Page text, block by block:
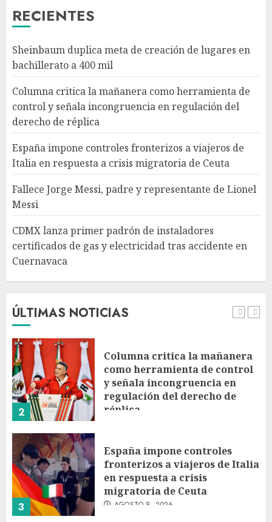
RECIENTES
Sheinbaum duplica meta de creación de lugares en
bachillerato a 400 mil
Columna critica la mañanera como herramienta de
control y señala incongruencia en regulación del
derecho de réplica
España impone controles fronterizos a viajeros de
Italia en respuesta a crisis migratoria de Ceuta
Fallece Jorge Messi, padre y representante de Lionel
Messi
CDMX lanza primer padrón de instaladores
certificados de gas y electricidad tras accidente en
Cuernavaca
ÚLTIMAS NOTICIAS
4
representante de Lionel Messi
AGOSTO 8, 2026
CDMX lanza primer padrón de
gas y electricidad tras
1
creación de lugares en
AGOSTO 9, 2026
2
Columna critica la mañanera
como herramienta de control
y señala incongruencia en
regulación del derecho de
réplica
3
España impone controles
fronterizos a viajeros de Italia
en respuesta a crisis
migratoria de Ceuta
AGOSTO 8, 2026